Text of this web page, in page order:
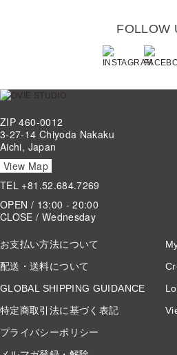
FOLLOW
ZIP 460-0012
3-27-14 Chiyoda Nakaku
Aichi, Japan
View Map
TEL +81.52.684.7269
OPEN / 13:00 - 20:00
CLOSE / Wednesday
お支払い方法について
配送・送料について
GLOBAL SHIPPING GUIDANCE
特定商取引法に基づく表記
プライバシーポリシー